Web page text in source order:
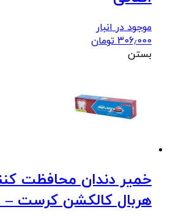
موجود در انبار
306٫000 تومان
بستن
هربال کالکشن کرست – crest